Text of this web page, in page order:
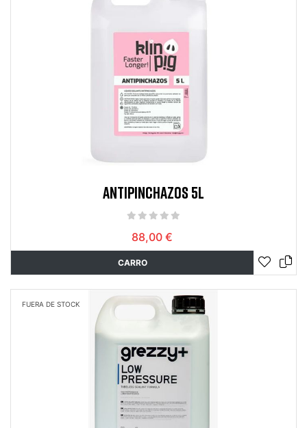
ANTIPINCHAZOS 5L
88,00 €
CARRO
FUERA DE STOCK